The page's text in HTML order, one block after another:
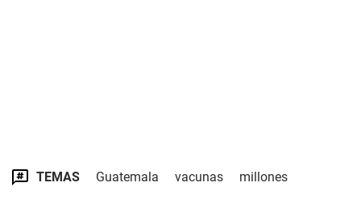
TEMAS Guatemala vacunas millones